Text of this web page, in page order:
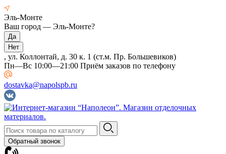
Эль-Монте
Ваш город — Эль-Монте?
, ул. Коллонтай, д. 30 к. 1 (ст.м. Пр. Большевиков)
Пн—Вс 10:00—21:00 Приём заказов по телефону
dostavka@napolspb.ru
Обратный звонок